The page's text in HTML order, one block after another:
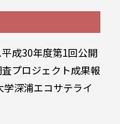
成30年度第1回公開
プロジェクト成果報
深浦エコサテライ